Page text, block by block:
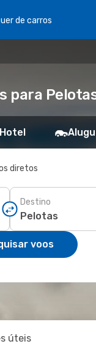
de carros
para
diretos
Destino
voos
úteis